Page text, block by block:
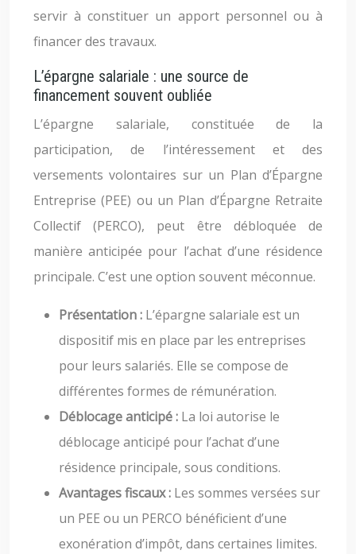
servir à constituer un apport personnel ou à
financer des travaux.
L’épargne salariale : une source de
financement souvent oubliée
L’épargne salariale, constituée de la
participation, de l’intéressement et des
versements volontaires sur un Plan d’Épargne
Entreprise (PEE) ou un Plan d’Épargne Retraite
Collectif (PERCO), peut être débloquée de
manière anticipée pour l’achat d’une résidence
principale. C’est une option souvent méconnue.
Présentation : L’épargne salariale est un
dispositif mis en place par les entreprises
pour leurs salariés. Elle se compose de
différentes formes de rémunération.
Déblocage anticipé : La loi autorise le
déblocage anticipé pour l’achat d’une
résidence principale, sous conditions.
Avantages fiscaux : Les sommes versées sur
un PEE ou un PERCO bénéficient d’une
exonération d’impôt, dans certaines limites.